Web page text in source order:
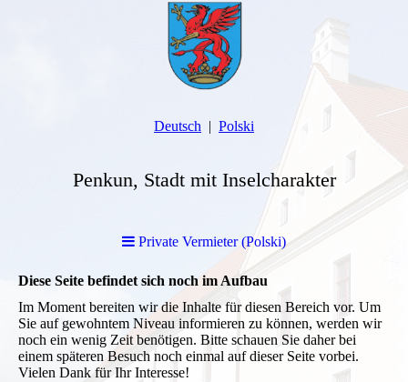
Deutsch Polski
Penkun, Stadt mit Inselcharakter
Private Vermieter (Polski)
Diese Seite befindet sich noch im Aufbau
Im Moment bereiten wir die Inhalte für diesen Bereich vor. Um
Sie auf gewohntem Niveau informieren zu können, werden wir
noch ein wenig Zeit benötigen. Bitte schauen Sie daher bei
einem späteren Besuch noch einmal auf dieser Seite vorbei.
Vielen Dank für Ihr Interesse!